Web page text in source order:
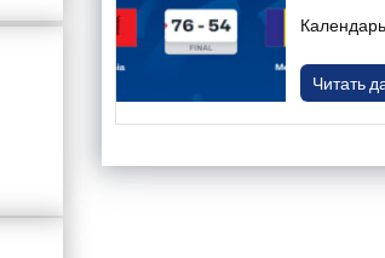
Читать